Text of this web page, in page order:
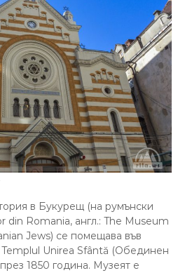
в Букурещ (на румънски
din Romania, англ.: The Museum
Jews) се помещава във
Templul Unirea Sfântă (Обединен
1850 година. Музеят е